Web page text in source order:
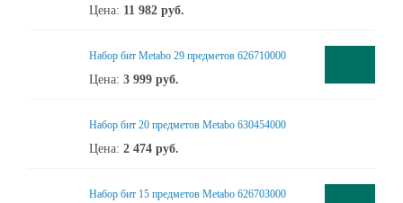
Цена: 11 982 руб.
Набор бит Metabo 29 предметов 626710000
Цена: 3 999 руб.
Набор бит 20 предметов Metabo 630454000
Цена: 2 474 руб.
Набор бит 15 предметов Metabo 626703000